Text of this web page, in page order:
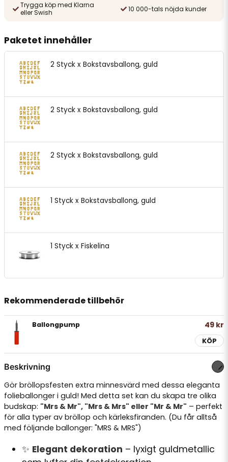
Trygga köp med Klarna
eller Swish
10 000-tals nöjda kunder
Paketet innehåller
2 Styck x Bokstavsballong, guld
2 Styck x Bokstavsballong, guld
2 Styck x Bokstavsballong, guld
1 Styck x Bokstavsballong, guld
1 Styck x Fiskelina
Rekommenderade tillbehör
Ballongpump 49 kr
KÖP
Beskrivning
Gör bröllopsfesten extra minnesvärd med dessa eleganta
folieballonger i guld! Med detta set kan du skapa tre olika
budskap: "Mrs & Mr", "Mrs & Mrs" eller "Mr & Mr" – perfekt
för alla typer av bröllop och kärleksfiranden. (Du får alltså
med följande ballonger: "MRS & MRS")
✨ Elegant dekoration – lyxigt guldmetallic